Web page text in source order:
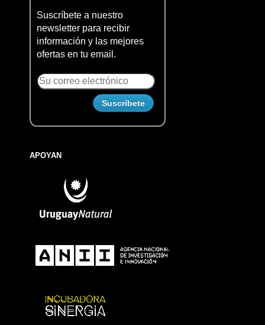
Suscríbete a nuestro
newsletter para recibir
información y las mejores
ofertas en tu email.
APOYAN